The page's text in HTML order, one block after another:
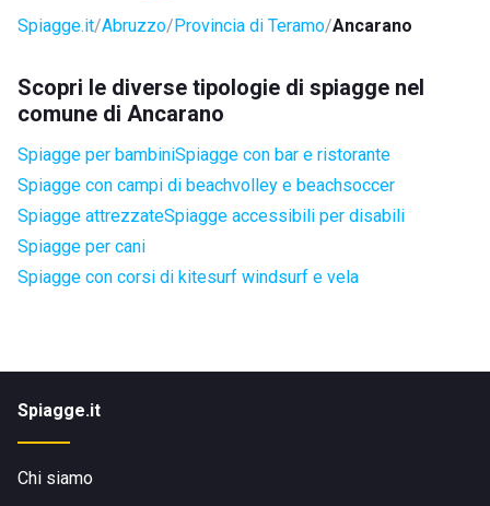
Spiagge.it Abruzzo Provincia di Teramo Ancarano
Scopri le diverse tipologie di spiagge nel
comune di Ancarano
Spiagge per bambiniSpiagge con bar e ristorante
Spiagge con campi di beachvolley e beachsoccer
Spiagge attrezzateSpiagge accessibili per disabili
Spiagge per cani
Spiagge con corsi di kitesurf windsurf e vela
Spiagge.it
Chi siamo